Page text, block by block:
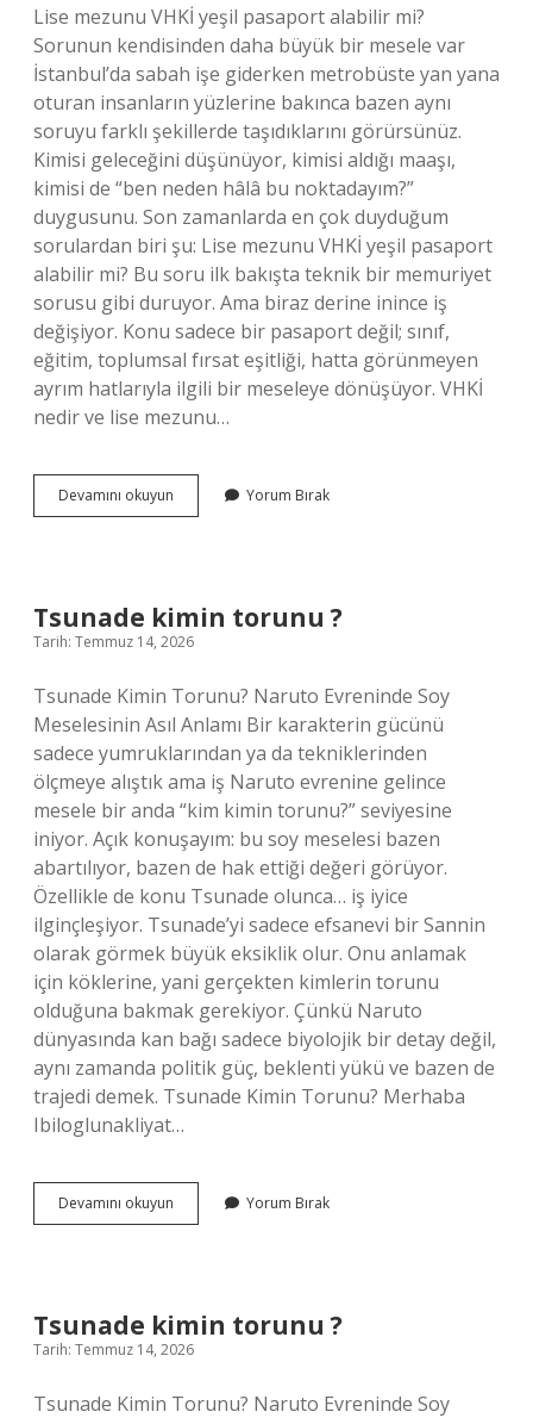
Lise mezunu VHKİ yeşil pasaport alabilir mi?
Sorunun kendisinden daha büyük bir mesele var
İstanbul’da sabah işe giderken metrobüste yan yana
oturan insanların yüzlerine bakınca bazen aynı
soruyu farklı şekillerde taşıdıklarını görürsünüz.
Kimisi geleceğini düşünüyor, kimisi aldığı maaşı,
kimisi de “ben neden hâlâ bu noktadayım?”
duygusunu. Son zamanlarda en çok duyduğum
sorulardan biri şu: Lise mezunu VHKİ yeşil pasaport
alabilir mi? Bu soru ilk bakışta teknik bir memuriyet
sorusu gibi duruyor. Ama biraz derine inince iş
değişiyor. Konu sadece bir pasaport değil; sınıf,
eğitim, toplumsal fırsat eşitliği, hatta görünmeyen
ayrım hatlarıyla ilgili bir meseleye dönüşüyor. VHKİ
nedir ve lise mezunu…
Devamını okuyun
mezunu
mi
?
Yorum Bırak
Tsunade kimin torunu ?
Tarih: Temmuz 14, 2026
Tsunade Kimin Torunu? Naruto Evreninde Soy
Meselesinin Asıl Anlamı Bir karakterin gücünü
sadece yumruklarından ya da tekniklerinden
ölçmeye alıştık ama iş Naruto evrenine gelince
mesele bir anda “kim kimin torunu?” seviyesine
iniyor. Açık konuşayım: bu soy meselesi bazen
abartılıyor, bazen de hak ettiği değeri görüyor.
Özellikle de konu Tsunade olunca… iş iyice
ilginçleşiyor. Tsunade’yi sadece efsanevi bir Sannin
olarak görmek büyük eksiklik olur. Onu anlamak
için köklerine, yani gerçekten kimlerin torunu
olduğuna bakmak gerekiyor. Çünkü Naruto
dünyasında kan bağı sadece biyolojik bir detay değil,
aynı zamanda politik güç, beklenti yükü ve bazen de
trajedi demek. Tsunade Kimin Torunu? Merhaba
Ibiloglunakliyat…
Devamını okuyun Tsunade
kimin
Yorum Bırak
Tsunade kimin torunu ?
Tarih: Temmuz 14, 2026
Tsunade Kimin Torunu? Naruto Evreninde Soy